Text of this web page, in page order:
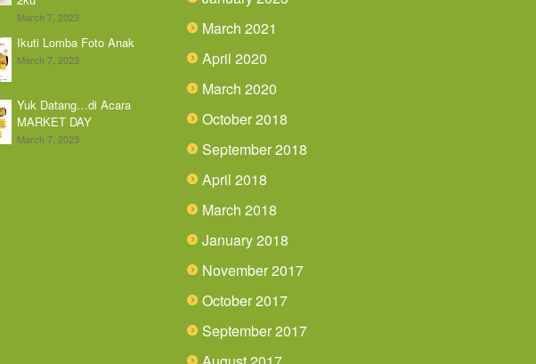
March 7, 2023
Ikuti Lomba Foto Anak
March 7, 2023
Yuk Datang…di Acara
MARKET DAY
March 7, 2023
March 2021
April 2020
March 2020
October 2018
September 2018
April 2018
March 2018
January 2018
November 2017
October 2017
September 2017